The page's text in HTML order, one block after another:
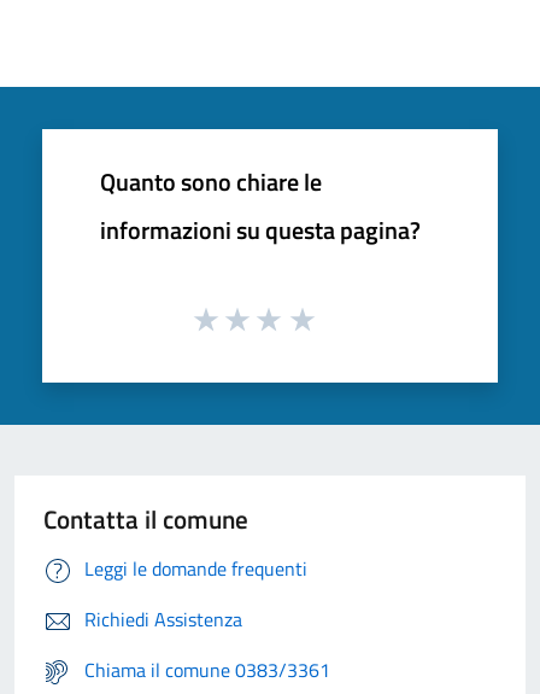
Quanto sono chiare le
informazioni su questa pagina?
Contatta il comune
Leggi le domande frequenti
Richiedi Assistenza
Chiama il comune 0383/3361